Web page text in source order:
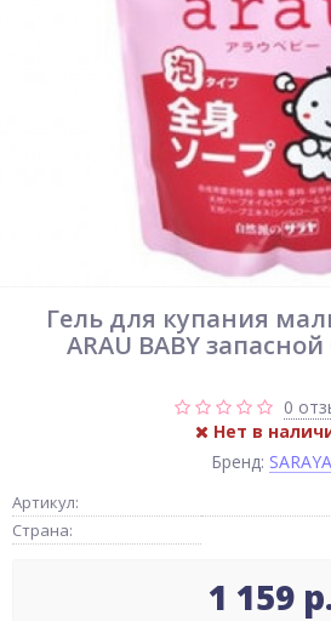
Гель для купания
ARAU BABY
0
Нет в
Бренд: SARAYA
Артикул:
Страна:
1 159